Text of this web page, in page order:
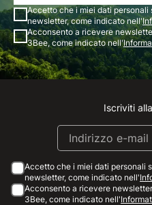
Accetto che i miei dati
newsletter, come indicato nell'
Acconsento a ricevere
3Bee, come indicato nell'
Iscriviti
Accetto che i miei dati personali
newsletter, come indicato nell'
Acconsento a ricevere
3Bee, come indicato nell'